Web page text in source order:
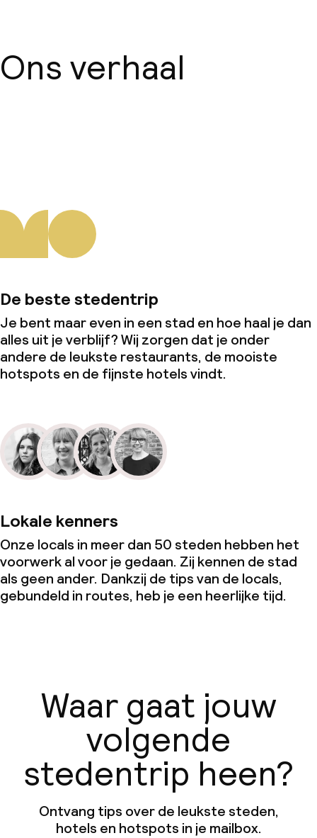
Ons verhaal
De beste stedentrip
Je bent maar even in een stad en hoe haal je dan
alles uit je verblijf? Wij zorgen dat je onder
andere de leukste restaurants, de mooiste
hotspots en de fijnste hotels vindt.
Lokale kenners
Onze locals in meer dan 50 steden hebben het
voorwerk al voor je gedaan. Zij kennen de stad
als geen ander. Dankzij de tips van de locals,
gebundeld in routes, heb je een heerlijke tijd.
Waar gaat jouw
volgende
stedentrip heen?
Ontvang tips over de leukste steden,
hotels en hotspots in je mailbox.